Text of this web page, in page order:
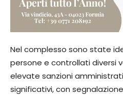
Nel complesso sono state
persone e controllati diversi
elevate sanzioni
significativi, con